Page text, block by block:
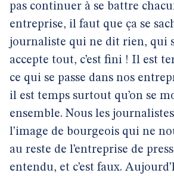
pas continuer à se battre
entreprise, il faut que ça se
journaliste qui ne dit rien, qui
accepte tout, c’est fini ! Il est
ce qui se passe dans nos
il est temps surtout qu’on se
ensemble. Nous les
l’image de bourgeois qui ne
au reste de l’entreprise de
entendu, et c’est faux.